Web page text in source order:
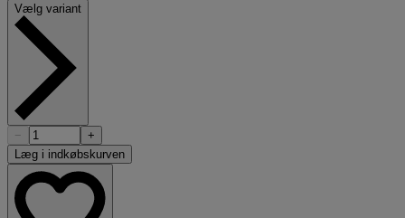
Vælg variant
−
+
Læg i indkøbskurven